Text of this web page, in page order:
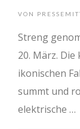
VON
Streng
20. März. Die
ikonischen
summt und
elektrische …